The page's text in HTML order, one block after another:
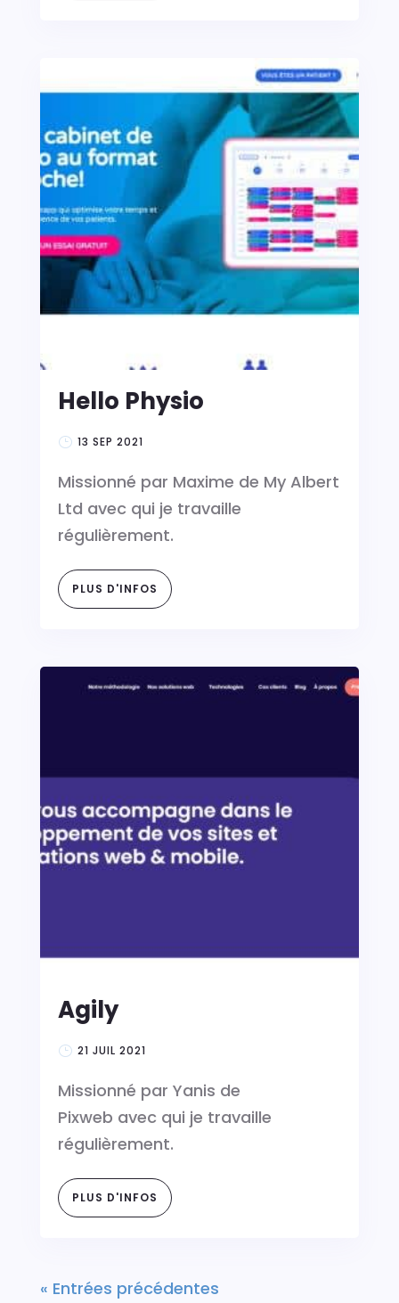
Hello Physio
13 SEP 2021
Missionné par Maxime de My Albert
Ltd avec qui je travaille
régulièrement.
PLUS D'INFOS
Agily
21 JUIL 2021
Missionné par Yanis de
Pixweb avec qui je travaille
régulièrement.
PLUS D'INFOS
« Entrées précédentes